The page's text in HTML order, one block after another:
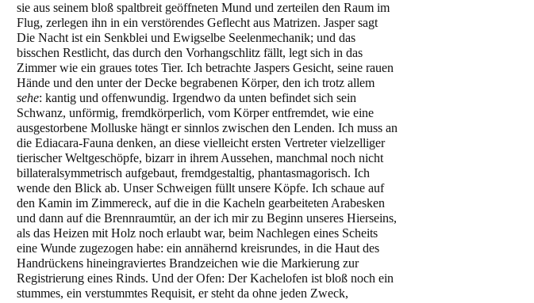
sie aus seinem bloß spaltbreit geöffneten Mund und zerteilen den Raum im
Flug, zerlegen ihn in ein verstörendes Geflecht aus Matrizen. Jasper sagt
Die Nacht ist ein Senkblei und Ewigselbe Seelenmechanik; und das
bisschen Restlicht, das durch den Vorhangschlitz fällt, legt sich in das
Zimmer wie ein graues totes Tier. Ich betrachte Jaspers Gesicht, seine rauen
Hände und den unter der Decke begrabenen Körper, den ich trotz allem
sehe: kantig und offenwundig. Irgendwo da unten befindet sich sein
Schwanz, unförmig, fremdkörperlich, vom Körper entfremdet, wie eine
ausgestorbene Molluske hängt er sinnlos zwischen den Lenden. Ich muss an
die Ediacara-Fauna denken, an diese vielleicht ersten Vertreter vielzelliger
tierischer Weltgeschöpfe, bizarr in ihrem Aussehen, manchmal noch nicht
billateralsymmetrisch aufgebaut, fremdgestaltig, phantasmagorisch. Ich
wende den Blick ab. Unser Schweigen füllt unsere Köpfe. Ich schaue auf
den Kamin im Zimmereck, auf die in die Kacheln gearbeiteten Arabesken
und dann auf die Brennraumtür, an der ich mir zu Beginn unseres Hierseins,
als das Heizen mit Holz noch erlaubt war, beim Nachlegen eines Scheits
eine Wunde zugezogen habe: ein annähernd kreisrundes, in die Haut des
Handrückens hineingraviertes Brandzeichen wie die Markierung zur
Registrierung eines Rinds. Und der Ofen: Der Kachelofen ist bloß noch ein
stummes, ein verstummtes Requisit, er steht da ohne jeden Zweck,